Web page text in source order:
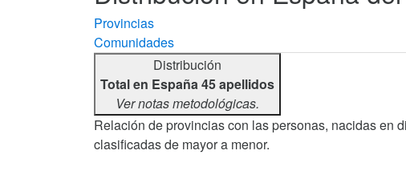
Provincias
Comunidades
Distribución
Total en España 45 apellidos
Ver notas metodológicas.
Relación de provincias con las personas, nacidas en
clasificadas de mayor a menor.